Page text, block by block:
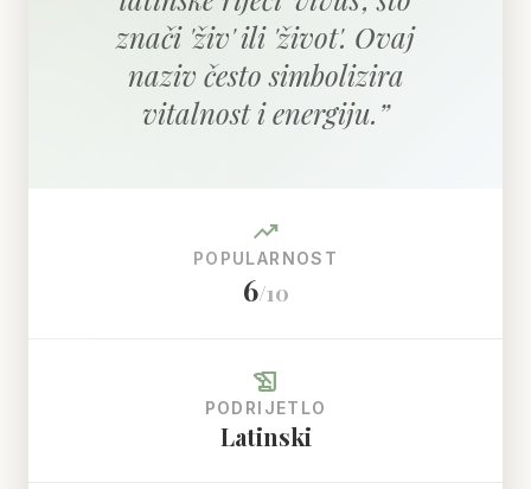
znači 'živ' ili 'život'. Ovaj
naziv često simbolizira
vitalnost i energiju.”
trending_up
POPULARNOST
6/10
history_edu
PODRIJETLO
Latinski